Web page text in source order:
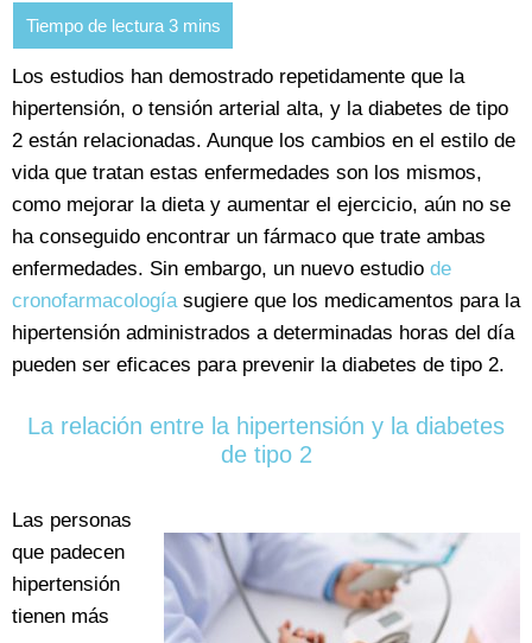
Los estudios han demostrado repetidamente que la
hipertensión, o tensión arterial alta, y la diabetes de tipo
2 están relacionadas. Aunque los cambios en el estilo de
vida que tratan estas enfermedades son los mismos,
como mejorar la dieta y aumentar el ejercicio, aún no se
ha conseguido encontrar un fármaco que trate ambas
enfermedades. Sin embargo, un nuevo estudio de
cronofarmacologíasugiere que los medicamentos para la
hipertensión administrados a determinadas horas del día
pueden ser eficaces para prevenir la diabetes de tipo 2.
La relación entre la hipertensión y la diabetes
de tipo 2
Las personas
que padecen
hipertensión
tienen más